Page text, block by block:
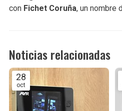
con Fichet Coruña, un nombre
Noticias relacionadas
28
oct